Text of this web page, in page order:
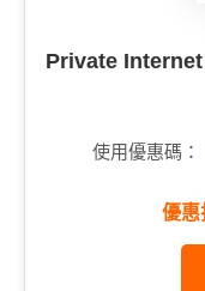
Private
使用優惠碼：
優惠